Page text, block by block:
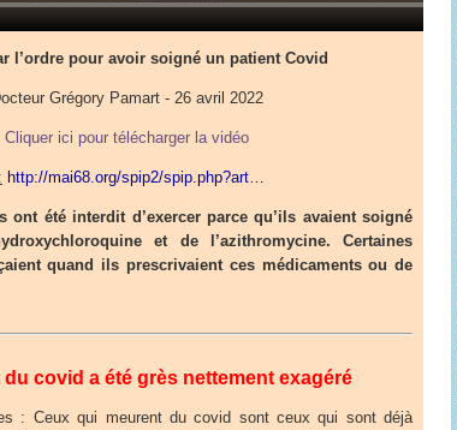
l’ordre pour avoir soigné un patient Covid
Grégory Pamart - 26 avril 2022
Cliquer ici pour télécharger la vidéo
http://mai68.org/spip2/spip.php?art…
ont été interdit d’exercer parce qu’ils avaient soigné
et de l’azithromycine. Certaines
quand ils prescrivaient ces médicaments ou de
covid a été grès nettement exagéré
: Ceux qui meurent du covid sont ceux qui sont déjà